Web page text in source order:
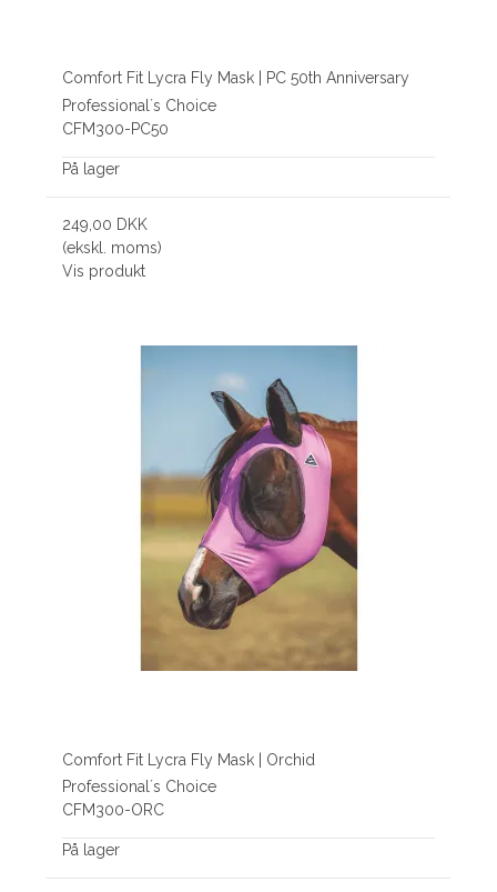
Comfort Fit Lycra Fly Mask | PC 50th Anniversary
Professional´s Choice
CFM300-PC50
På lager
249,00 DKK
(ekskl. moms)
Vis produkt
Comfort Fit Lycra Fly Mask | Orchid
Professional´s Choice
CFM300-ORC
På lager